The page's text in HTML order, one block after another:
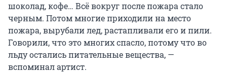
шоколад, кофе… Всё вокруг после пожара стало
черным. Потом многие приходили на место
пожара, вырубали лед, растапливали его и пили.
Говорили, что это многих спасло, потому что во
льду остались питательные вещества, —
вспоминал артист.